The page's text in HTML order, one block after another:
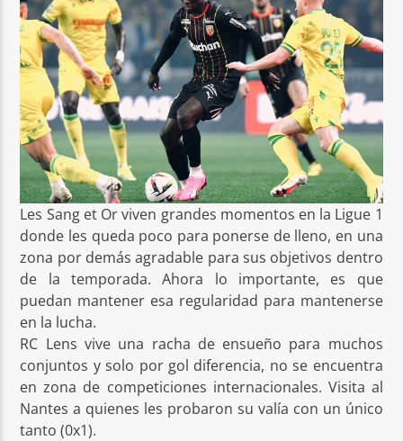
Les Sang et Or viven grandes momentos en la Ligue 1
donde les queda poco para ponerse de lleno, en una
zona por demás agradable para sus objetivos dentro
de la temporada. Ahora lo importante, es que
puedan mantener esa regularidad para mantenerse
en la lucha.
RC Lens vive una racha de ensueño para muchos
conjuntos y solo por gol diferencia, no se encuentra
en zona de competiciones internacionales. Visita al
Nantes a quienes les probaron su valía con un único
tanto (0x1).